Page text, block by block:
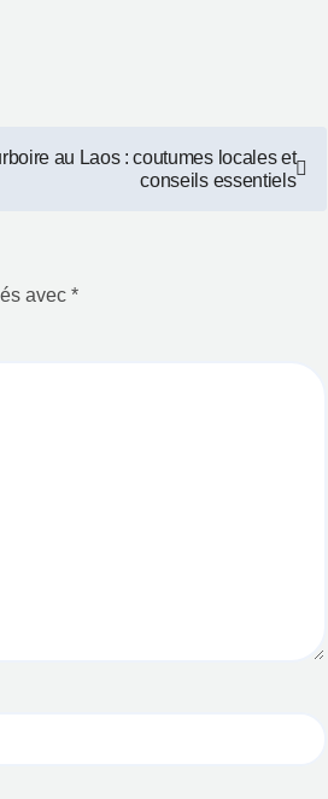
au Laos : coutumes locales et
conseils essentiels
avec *